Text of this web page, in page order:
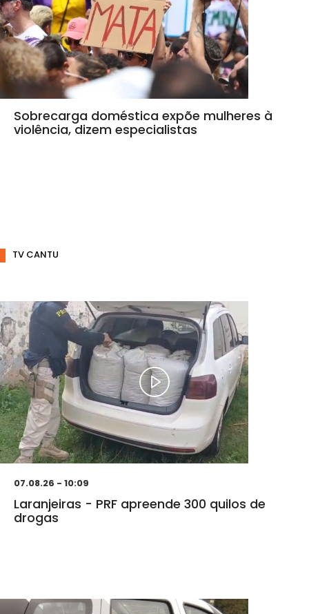
Sobrecarga doméstica expõe mulheres à
violência, dizem especialistas
TV CANTU
07.08.26 - 10:09
Laranjeiras - PRF apreende 300 quilos de
drogas